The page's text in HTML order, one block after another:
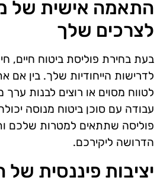
התאמה אישית של
לצרכים שלך
בעת בחירת פוליסת ביטוח חיים,
לדרישות הייחודיות שלך. בין אם
לטווח מסוים או רוצים לבנות ערך
עבודה עם סוכן ביטוח מנוסה
פוליסה שתתאים למטרות שלכם
הדרושה ליקירכם.
יציבות פיננסית